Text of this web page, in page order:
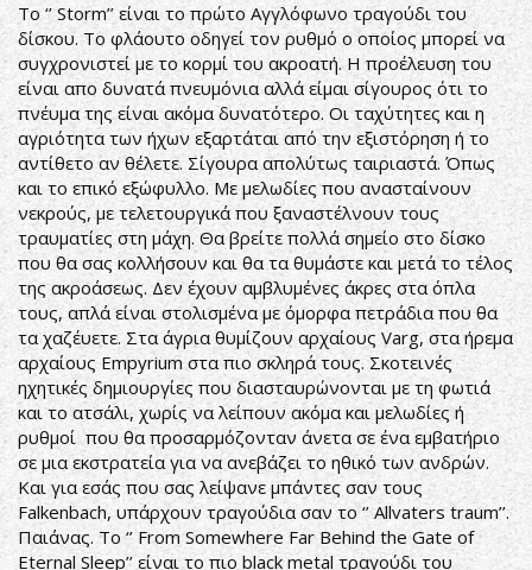
Το ‘’ Storm’’ είναι το πρώτο Αγγλόφωνο τραγούδι του
δίσκου. Το φλάουτο οδηγεί τον ρυθμό ο οποίος μπορεί να
συγχρονιστεί με το κορμί του ακροατή. Η προέλευση του
είναι απο δυνατά πνευμόνια αλλά είμαι σίγουρος ότι το
πνέυμα της είναι ακόμα δυνατότερο. Οι ταχύτητες και η
αγριότητα των ήχων εξαρτάται από την εξιστόρηση ή το
αντίθετο αν θέλετε. Σίγουρα απολύτως ταιριαστά. Όπως
και το επικό εξώφυλλο. Με μελωδίες που ανασταίνουν
νεκρούς, με τελετουργικά που ξαναστέλνουν τους
τραυματίες στη μάχη. Θα βρείτε πολλά σημείο στο δίσκο
που θα σας κολλήσουν και θα τα θυμάστε και μετά το τέλος
της ακροάσεως. Δεν έχουν αμβλυμένες άκρες στα όπλα
τους, απλά είναι στολισμένα με όμορφα πετράδια που θα
τα χαζέυετε. Στα άγρια θυμίζουν αρχαίους Varg, στα ήρεμα
αρχαίους Empyrium στα πιο σκληρά τους. Σκοτεινές
ηχητικές δημιουργίες που διασταυρώνονται με τη φωτιά
και το ατσάλι, χωρίς να λείπουν ακόμα και μελωδίες ή
ρυθμοί που θα προσαρμόζονταν άνετα σε ένα εμβατήριο
σε μια εκστρατεία για να ανεβάζει το ηθικό των ανδρών.
Και για εσάς που σας λείψανε μπάντες σαν τους
Falkenbach, υπάρχουν τραγούδια σαν το ‘’ Allvaters traum’’.
Παιάνας. Το ‘’ From Somewhere Far Behind the Gate of
Eternal Sleep’’ είναι το πιο black metal τραγούδι του